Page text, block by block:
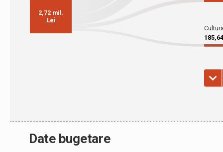
Date bugetare